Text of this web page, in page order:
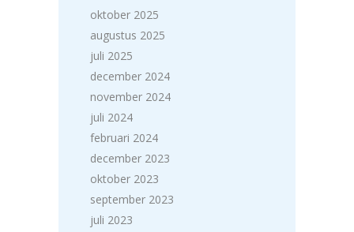
oktober 2025
augustus 2025
juli 2025
december 2024
november 2024
juli 2024
februari 2024
december 2023
oktober 2023
september 2023
juli 2023